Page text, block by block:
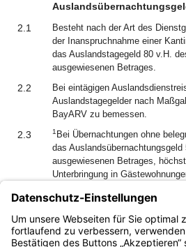
2.1
Besteht nach der Art des
der Inanspruchnahme einer
das Auslandstagegeld 80 v.H.
ausgewiesenen Betrages.
2.2
Bei eintägigen
Auslandstagegelder nach
BayARV zu bemessen.
2.3 1 Bei Übernachtungen ohne
das
ausgewiesenen Betrages,
Unterbringung in
des Art. 11 Abs. 2 des
(BayRKG) anzusehen, sodass
BayRKG zu beachten ist.